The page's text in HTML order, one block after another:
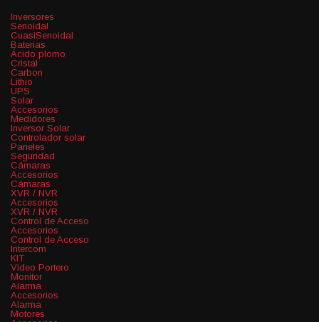
Inversores
Senoidal
CuasiSenoidal
Baterias
Ácido plomo
Cristal
Carbon
Lithio
UPS
Solar
Accesorios
Medidores
Inversor Solar
Controlador solar
Paneles
Seguridad
Cámaras
Accesorios
Cámaras
XVR / NVR
Accesorios
XVR / NVR
Control de Acceso
Accesorios
Control de Acceso
Intercom
KIT
Video Portero
Monitor
Alarma
Accesorios
Alarma
Motores